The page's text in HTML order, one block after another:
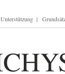
Unterstützung